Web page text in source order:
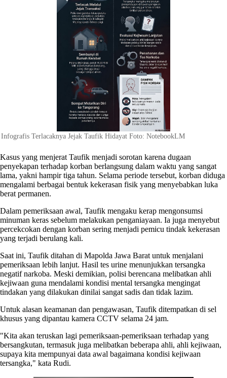
Infografis Terlacaknya Jejak Taufik Hidayat Foto: NotebookLM
Kasus yang menjerat Taufik menjadi sorotan karena dugaan
penyekapan terhadap korban berlangsung dalam waktu yang sangat
lama, yakni hampir tiga tahun. Selama periode tersebut, korban diduga
mengalami berbagai bentuk kekerasan fisik yang menyebabkan luka
berat permanen.
Dalam pemeriksaan awal, Taufik mengaku kerap mengonsumsi
minuman keras sebelum melakukan penganiayaan. Ia juga menyebut
percekcokan dengan korban sering menjadi pemicu tindak kekerasan
yang terjadi berulang kali.
Saat ini, Taufik ditahan di Mapolda Jawa Barat untuk menjalani
pemeriksaan lebih lanjut. Hasil tes urine menunjukkan tersangka
negatif narkoba. Meski demikian, polisi berencana melibatkan ahli
kejiwaan guna mendalami kondisi mental tersangka mengingat
tindakan yang dilakukan dinilai sangat sadis dan tidak lazim.
Untuk alasan keamanan dan pengawasan, Taufik ditempatkan di sel
khusus yang dipantau kamera CCTV selama 24 jam.
"Kita akan teruskan lagi pemeriksaan-pemeriksaan terhadap yang
bersangkutan, termasuk juga melibatkan beberapa ahli, ahli kejiwaan,
supaya kita mempunyai data awal bagaimana kondisi kejiwaan
tersangka," kata Rudi.